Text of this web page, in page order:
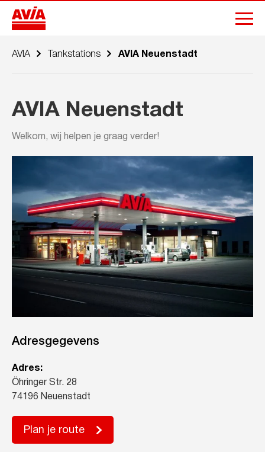
AVIA Tankstations AVIA Neuenstadt
AVIA Neuenstadt
Welkom, wij helpen je graag verder!
Adresgegevens
Adres:
Öhringer Str. 28
74196 Neuenstadt
Plan je route